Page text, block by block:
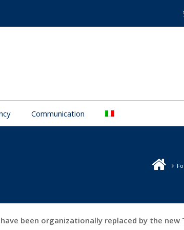
Communication
been organizationally replaced by the new